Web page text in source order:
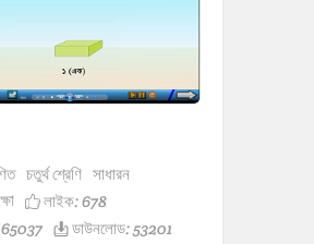
চতুর্থ শ্রেণি সাধারন
লাইক:678
65037
ডাউনলোড: 53201